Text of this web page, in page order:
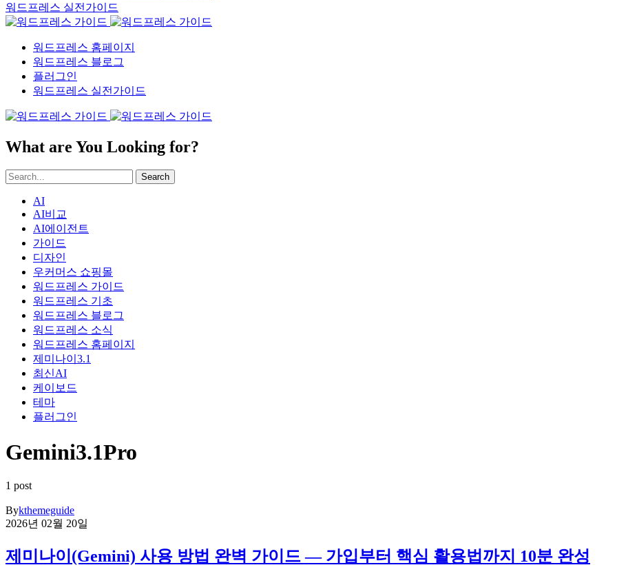
워드프레스 실전가이드
워드프레스 홈페이지
워드프레스 블로그
플러그인
워드프레스 실전가이드
What are You Looking for?
Search
AI
AI비교
AI에이전트
가이드
디자인
우커머스 쇼핑몰
워드프레스 가이드
워드프레스 기초
워드프레스 블로그
워드프레스 소식
워드프레스 홈페이지
제미나이3.1
최신AI
케이보드
테마
플러그인
Gemini3.1Pro
1 post
Bykthemeguide
2026년 02월 20일
제미나이(Gemini) 사용 방법 완벽 가이드 — 가입부터 핵심 활용법까지 10분 완성